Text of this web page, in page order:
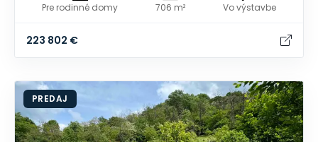
Pre rodinné domy 706 m² Vo výstavbe
223 802 €
PREDAJ